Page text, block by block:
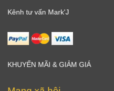
Kênh tư vấn Mark'J
KHUYẾN MÃI & GIẢM GIÁ